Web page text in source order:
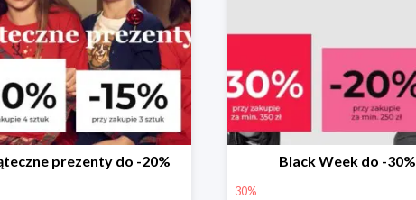
prezenty do -20% Black Week do -30%
30%